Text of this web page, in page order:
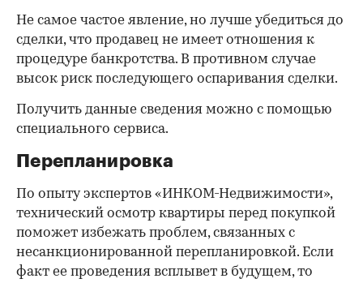
Не самое частое явление, но лучше убедиться до
сделки, что продавец не имеет отношения к
процедуре банкротства. В противном случае
высок риск последующего оспаривания сделки.
Получить данные сведения можно с помощью
специального сервиса.
Перепланировка
По опыту экспертов «ИНКОМ-Недвижимости»,
технический осмотр квартиры перед покупкой
поможет избежать проблем, связанных с
несанкционированной перепланировкой. Если
факт ее проведения всплывет в будущем, то